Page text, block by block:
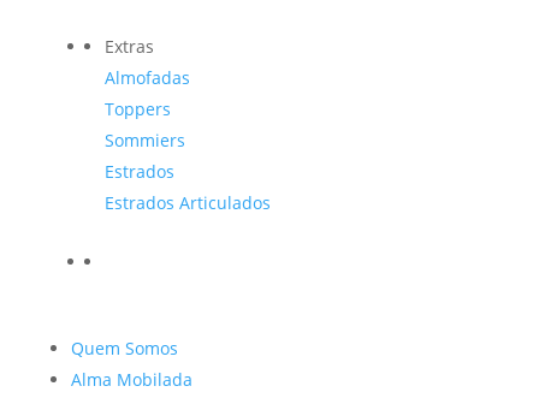
Extras
Almofadas
Toppers
Sommiers
Estrados
Estrados Articulados
Quem Somos
Alma Mobilada